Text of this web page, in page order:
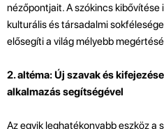
nézőpontjait. A szókincs
kulturális és társadalmi
elősegíti a világ mélyebb
2. altéma: Új szavak és
alkalmazás segítségével
Az egyik leghatékonyabb eszköz a